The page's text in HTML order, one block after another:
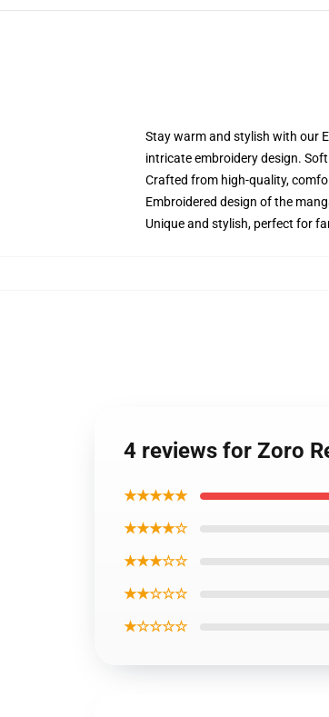
Stay warm and stylish with our
intricate embroidery design.
Crafted from high-quality,
Embroidered design of the
Unique and stylish, perfect for
4 reviews for Zoro
★★★★★
★★★★☆
★★★☆☆
★★☆☆☆
★☆☆☆☆